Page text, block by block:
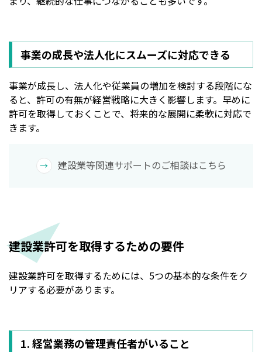
事業の成長や法人化にスムーズに対応できる
事業が成長し、法人化や従業員の増加を検討する段階にな
ると、許可の有無が経営戦略に大きく影響します。早めに
許可を取得しておくことで、将来的な展開に柔軟に対応で
きます。
建設業等関連サポートのご相談はこちら
建設業許可を取得するための要件
建設業許可を取得するためには、5つの基本的な条件をク
リアする必要があります。
1. 経営業務の管理責任者がいること